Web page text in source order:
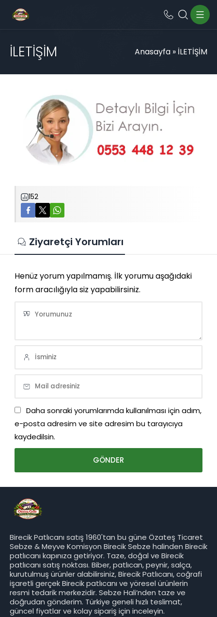
İLETİŞİM Anasayfa » İLETİŞİM
152
Ziyaretçi Yorumları
Henüz yorum yapılmamış. İlk yorumu aşağıdaki
form aracılığıyla siz yapabilirsiniz.
Daha sonraki yorumlarımda kullanılması için adım,
e-posta adresim ve site adresim bu tarayıcıya
kaydedilsin.
Birecik Patlıcanı satış 1960'tan bu güne Özateş Ticaret
Sebze & Meyve Komisyon Birecik Sebze halinden Birecik
patlıcanı kapınıza getiriyor. Taze, doğal ve Birecik
patlıcanı satış noktası. Biber, patlıcan, peynir, salça,
kurutulmuş ürünler alabilirsiniz, Birecik Patlıcanı, coğrafi
işaretli gerçek Birecik patlıcanı ve yöresel ürünlerin
resmi tedarik merkezidir. Sebze Hali’nden taze ve
doğrudan gönderim. Türkiye geneli hızlı teslimat,
güncel fiyatlar ve kolay sipariş için inceleyin.